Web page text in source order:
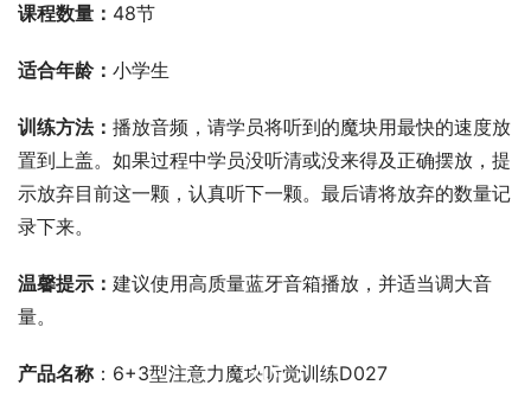
课程数量： 48节
适合年龄： 小学生
训练方法： 播放音频，请学员将听到的魔块用最快的速度放
置到上盖。如果过程中学员没听清或没来得及正确摆放，提
示放弃目前这一颗，认真听下一颗。最后请将放弃的数量记
录下来。
温馨提示： 建议使用高质量蓝牙音箱播放，并适当调大音
量。
产品名称：6+3型注意力魔块听觉训练D027